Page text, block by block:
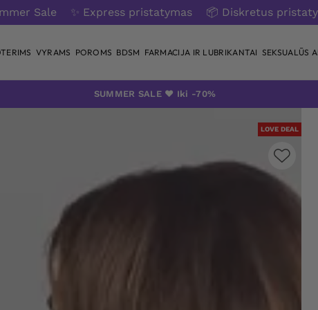
Sale ✨ Express pristatymas 📦 Diskretus
VYRAMS POROMS BDSM FARMACIJA IR LUBRIKANTAI SEKSUALŪS
SUMMER SALE ❤️ Iki -70%
LOVE DEAL